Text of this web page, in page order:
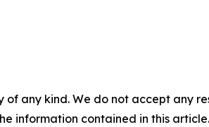
of any kind. We do not accept any
information contained in this